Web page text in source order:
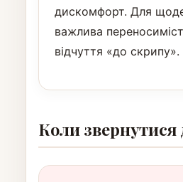
дискомфорт. Для
важлива
відчуття «до скрипу».
Коли звернутися